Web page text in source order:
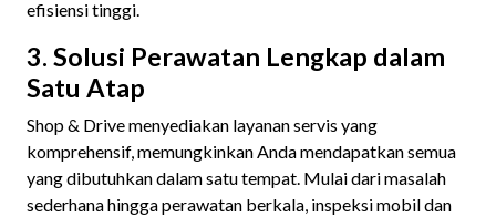
efisiensi tinggi.
3. Solusi Perawatan Lengkap dalam
Satu Atap
Shop & Drive menyediakan layanan servis yang
komprehensif, memungkinkan Anda mendapatkan semua
yang dibutuhkan dalam satu tempat. Mulai dari masalah
sederhana hingga perawatan berkala, inspeksi mobil dan